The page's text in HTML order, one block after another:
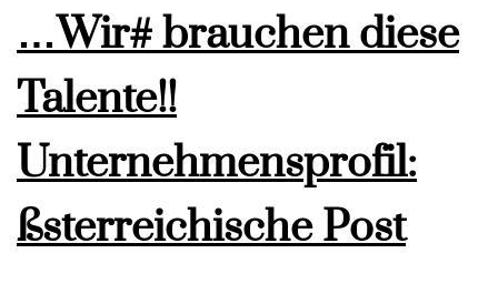
…Wir# brauchen diese
Talente!!
Unternehmensprofil:
ßsterreichische Post